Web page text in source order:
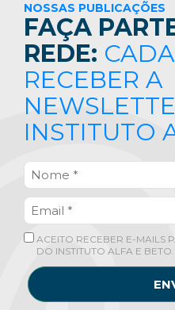
NOSSAS PUBLICAÇÕES
FAÇA
REDE:
RECEBER A
INSTITUTO
ACEITO RECEBER E-MAILS
DO INSTITUTO ALFA E BETO.